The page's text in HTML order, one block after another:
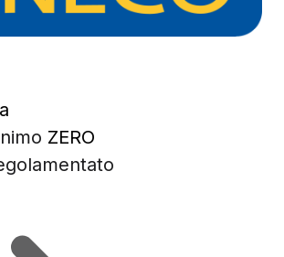
ZERO